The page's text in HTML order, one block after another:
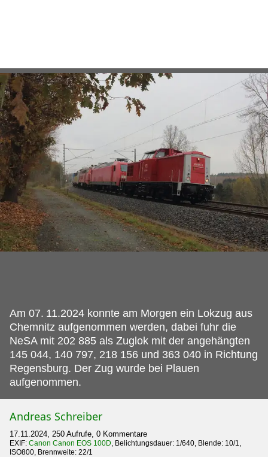
Am 07. 11.2024 konnte am Morgen ein Lokzug aus
Chemnitz aufgenommen werden, dabei fuhr die
NeSA mit 202 885 als Zuglok mit der angehängten
145 044, 140 797, 218 156 und 363 040 in Richtung
Regensburg. Der Zug wurde bei Plauen
aufgenommen.
Andreas Schreiber
17.11.2024, 250 Aufrufe, 0 Kommentare
EXIF: Canon Canon EOS 100D , Belichtungsdauer: 1/640, Blende: 10/1,
ISO800, Brennweite: 22/1